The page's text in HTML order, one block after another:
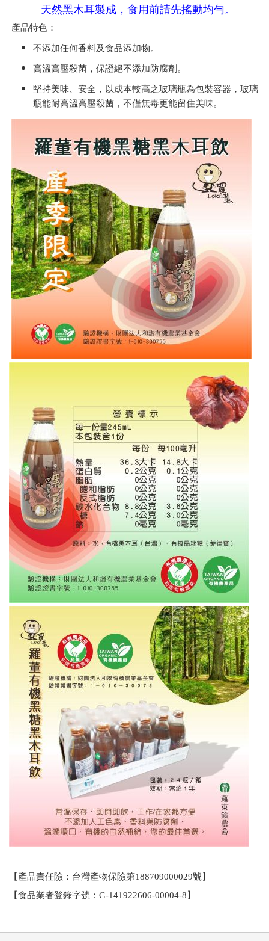
天然黑木耳製成，食用前請先搖動均勻。
產品特色：
不添加任何香料及食品添加物。
高溫高壓殺菌，保證絕不添加防腐劑。
堅持美味、安全，以成本較高之玻璃瓶為包裝容器，玻璃
瓶能耐高溫高壓殺菌，不僅無毒更能留住美味。
【產品責任險：台灣產物保險第188709000029號】
【食品業者登錄字號： G-141922606-00004-8】